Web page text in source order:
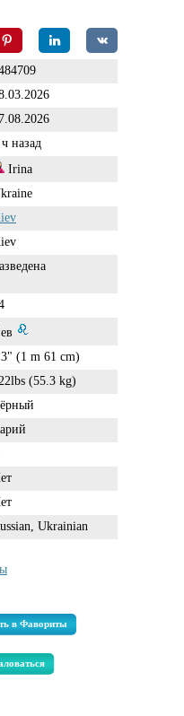
назад
Irina
(1 m 61 cm)
(55.3 kg)
Ukrainian
в Фавориты